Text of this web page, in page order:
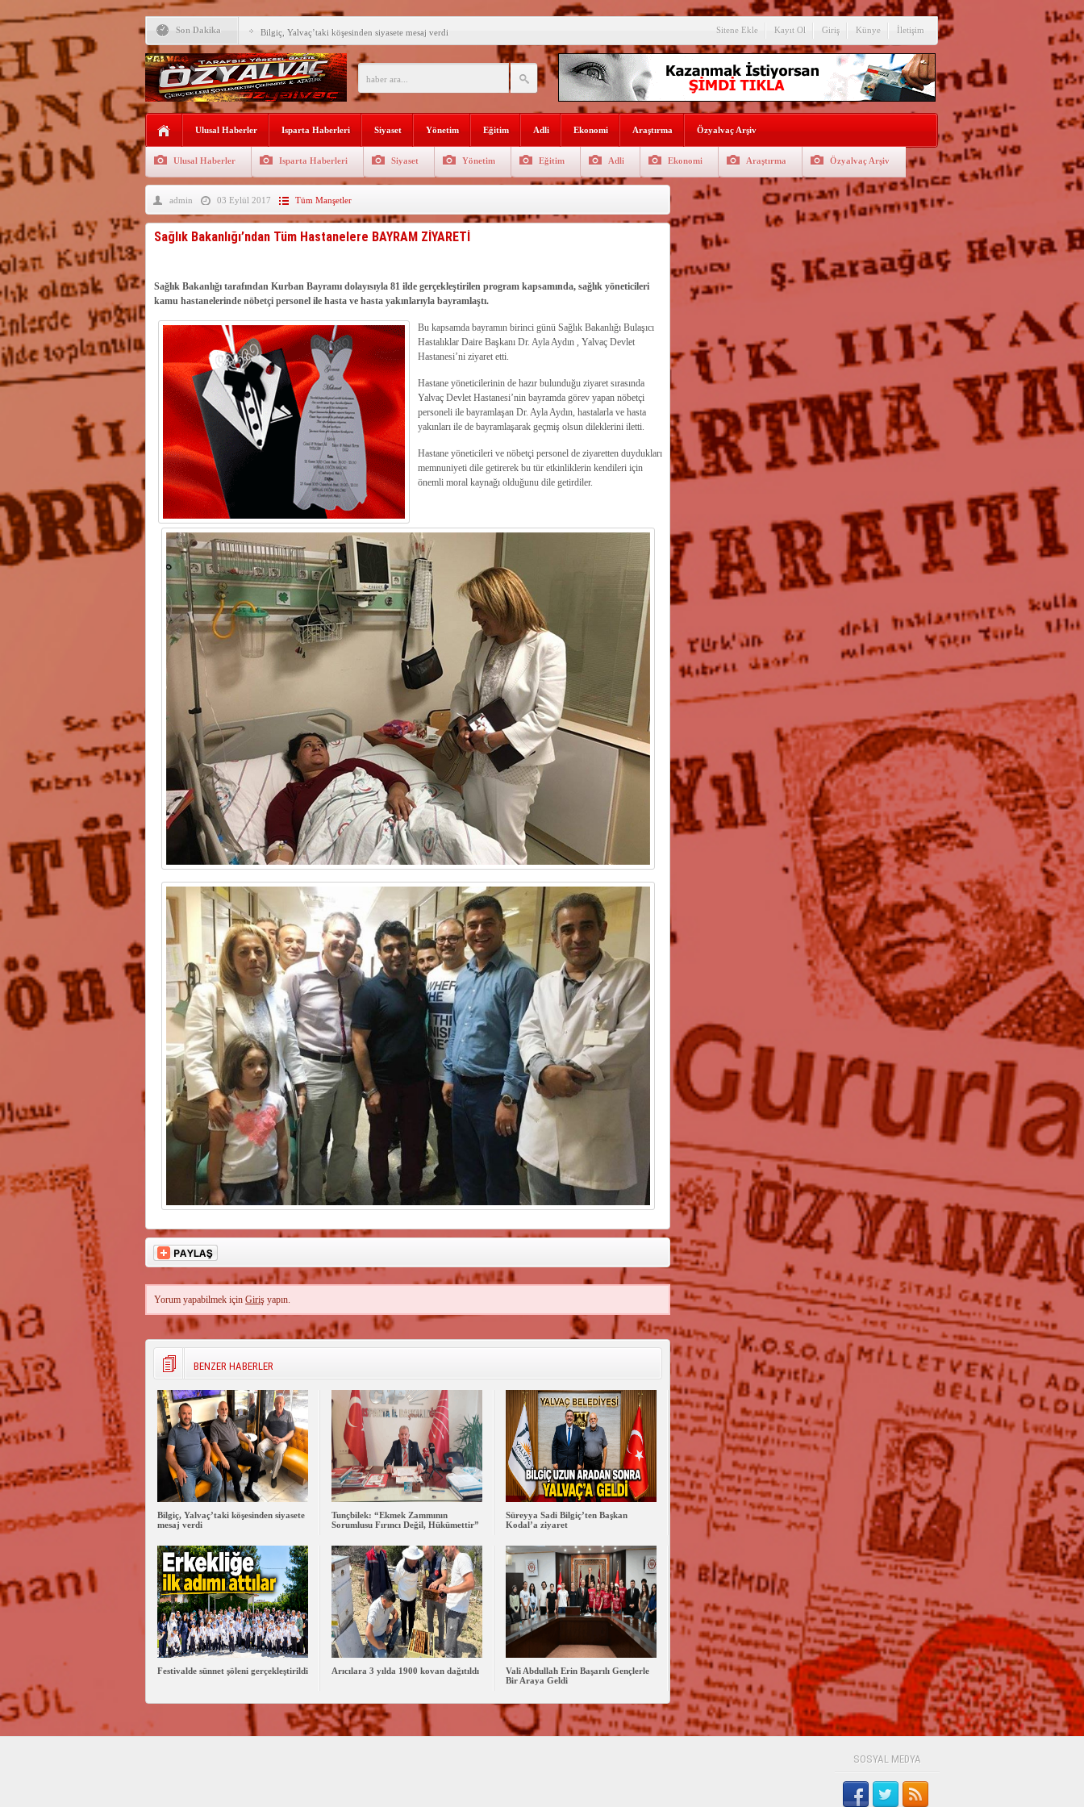
Son Dakika Bilgiç, Yalvaç’taki köşesinden siyasete mesaj verdi
Tunçbilek: “Ekmek Zammının Sorumlusu Fırıncı Değil,
Hükümettir”
Süreyya Sadi Bilgiç’ten Başkan Kodal’a ziyaret
Festivalde sünnet şöleni gerçekleştirildi
Arıcılara 3 yılda 1900 kovan dağıtıldı
Yalvaç’ta ekmek 20 TL oluyor
62 BİN ÖĞRENCİNİN YAŞADIĞI KENTTE
MEMNUNİYET GERİLEDİ
Su kıtlığı büyüyor, şehirlerde verimli su yönetimi her
zamankinden daha kritik…
Sitene Ekle Kayıt Ol Giriş Künye İletişim
Ulusal Haberler Isparta Haberleri Siyaset Yönetim Eğitim Adli Ekonomi Araştırma Özyalvaç Arşiv
Ulusal Haberler Isparta Haberleri Siyaset Yönetim Eğitim Adli Ekonomi Araştırma Özyalvaç Arşiv
admin 03 Eylül 2017 Tüm Manşetler
Sağlık Bakanlığı’ndan Tüm Hastanelere BAYRAM ZİYARETİ
Sağlık Bakanlığı tarafından Kurban Bayramı dolayısıyla 81 ilde gerçekleştirilen program kapsamında, sağlık yöneticileri
kamu hastanelerinde nöbetçi personel ile hasta ve hasta yakınlarıyla bayramlaştı.
Bu kapsamda bayramın birinci günü Sağlık Bakanlığı Bulaşıcı
Hastalıklar Daire Başkanı Dr. Ayla Aydın , Yalvaç Devlet
Hastanesi’ni ziyaret etti.
Hastane yöneticilerinin de hazır bulunduğu ziyaret sırasında
Yalvaç Devlet Hastanesi’nin bayramda görev yapan nöbetçi
personeli ile bayramlaşan Dr. Ayla Aydın, hastalarla ve hasta
yakınları ile de bayramlaşarak geçmiş olsun dileklerini iletti.
Hastane yöneticileri ve nöbetçi personel de ziyaretten duydukları
memnuniyeti dile getirerek bu tür etkinliklerin kendileri için
önemli moral kaynağı olduğunu dile getirdiler.
Yorum yapabilmek içinGiriş yapın.
BENZER HABERLER
Bilgiç, Yalvaç’taki köşesinden siyasete
mesaj verdi
Tunçbilek: “Ekmek Zammının
Sorumlusu Fırıncı Değil, Hükümettir”
Süreyya Sadi Bilgiç’ten Başkan
Kodal’a ziyaret
Festivalde sünnet şöleni gerçekleştirildi Arıcılara 3 yılda 1900 kovan dağıtıldı
Vali Abdullah Erin Başarılı Gençlerle
Bir Araya Geldi
SOSYAL MEDYA